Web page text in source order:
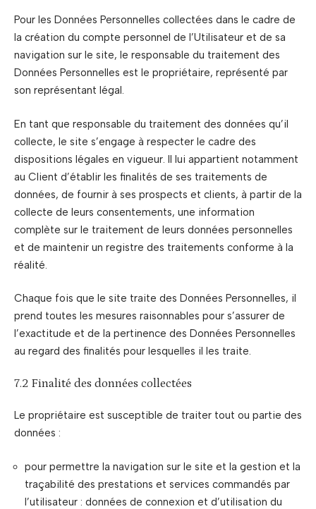
Pour les Données Personnelles collectées dans le cadre de
la création du compte personnel de l’Utilisateur et de sa
navigation sur le site, le responsable du traitement des
Données Personnelles est le propriétaire, représenté par
son représentant légal.
En tant que responsable du traitement des données qu’il
collecte, le site s’engage à respecter le cadre des
dispositions légales en vigueur. Il lui appartient notamment
au Client d’établir les finalités de ses traitements de
données, de fournir à ses prospects et clients, à partir de la
collecte de leurs consentements, une information
complète sur le traitement de leurs données personnelles
et de maintenir un registre des traitements conforme à la
réalité.
Chaque fois que le site traite des Données Personnelles, il
prend toutes les mesures raisonnables pour s’assurer de
l’exactitude et de la pertinence des Données Personnelles
au regard des finalités pour lesquelles il les traite.
7.2 Finalité des données collectées
Le propriétaire est susceptible de traiter tout ou partie des
données :
pour permettre la navigation sur le site et la gestion et la
traçabilité des prestations et services commandés par
l’utilisateur : données de connexion et d’utilisation du